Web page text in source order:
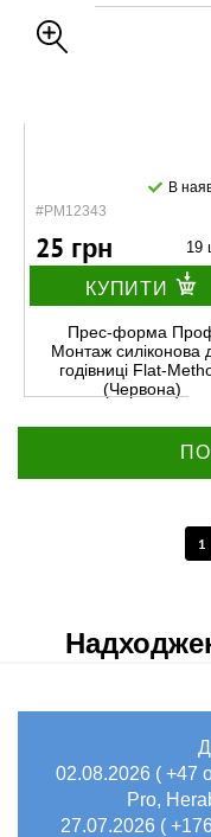
#PM12343
В
25 грн 19
КУПИТИ
Прес-форма
Монтаж силіконова
годівниці Flat-
(Червона)
1
02.08.2026 ( +47
Pro,
27.07.2026 (